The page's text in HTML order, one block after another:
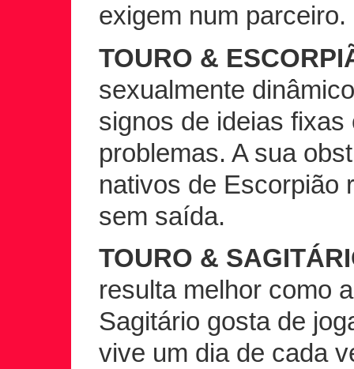
exigem num parceiro.
TOURO &
sexualmente
signos de ideias
problemas. A sua
nativos de Escorpião
sem saída.
TOURO &
resulta melhor como
Sagitário gosta de
vive um dia de cada